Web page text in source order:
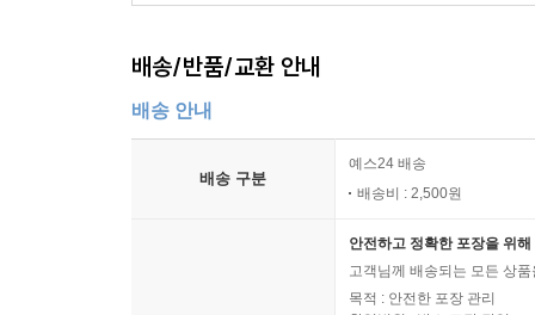
배송/반품/교환 안내
배송 안내
배송 구분
예스24 배송
배송비 : 2,500원
안전하고 정확한 포장을 위
고객님께 배송되는 모든 상
목적 : 안전한 포장 관리